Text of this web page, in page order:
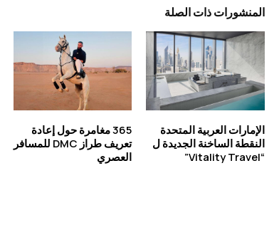
المنشورات ذات الصلة
365 مغامرة حول إعادة
تعريف طراز DMC للمسافر
العصري
الإمارات العربية المتحدة
النقطة الساخنة الجديدة ل
“Vitality Travel”